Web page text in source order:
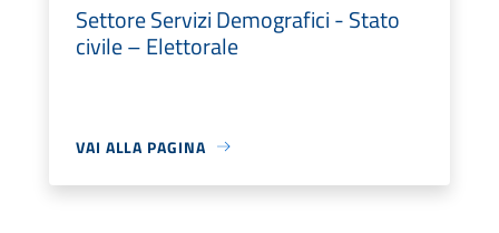
Settore Servizi Demografici - Stato
civile – Elettorale
VAI ALLA PAGINA